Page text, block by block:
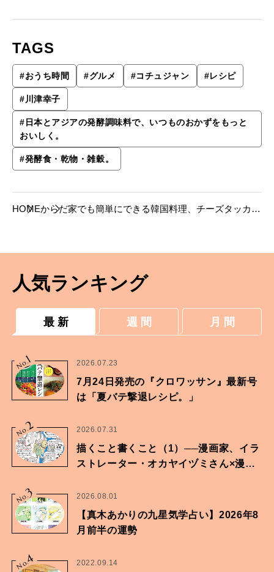
TAGS
#おうち時間 #グルメ #コチュジャン #レシピ
#川津幸子
# 日本とアジアの発酵調味料で、いつものおかずをもっと
おいしく。
#発酵食・乾物・雑穀。
HOMEからだ家でも簡単にできる韓国料理、チーズタッカル
人気ランキング
最 新 週 間 月 間
No.
1 2026.07.23
7月24日発売の『クロワッサン』最新号
は「夏バテ撃退レシピ。」
No.2 2026.07.31
描くこと書くこと（1）──漫画家、イラ
ストレーター・オカヤイヅミさん×漫画
No.
3 2026.08.01
【真木あかりの九星気学占い】2026年8
月前半の運勢
No.
4 2022.09.14